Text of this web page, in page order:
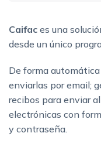
Caifac es una
desde un único
De forma
enviarlas por email;
recibos para enviar
electrónicas con
y contraseña.